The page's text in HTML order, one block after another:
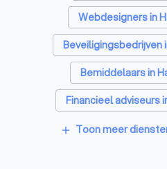
Webdesigners in
Beveiligingsbedrijven
Bemiddelaars in
Financieel adviseurs
Videografen in
add Toon meer